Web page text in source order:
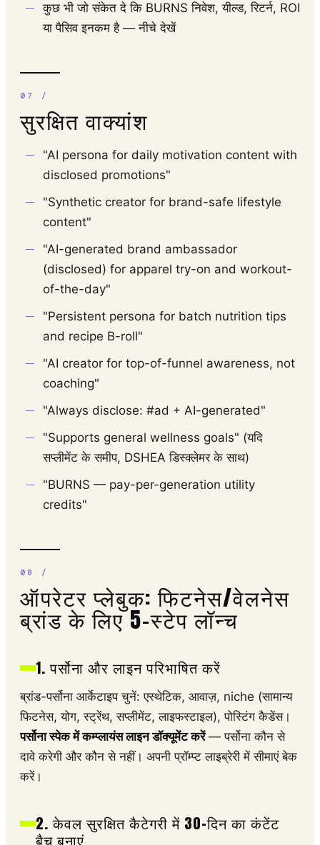
कुछ भी जो संकेत दे कि BURNS निवेश, यील्ड, रिटर्न, ROI
या पैसिव इनकम है — नीचे देखें
सुरक्षित वाक्यांश
"AI persona for daily motivation content with
disclosed promotions"
"Synthetic creator for brand-safe lifestyle
content"
"AI-generated brand ambassador
(disclosed) for apparel try-on and workout-
of-the-day"
"Persistent persona for batch nutrition tips
and recipe B-roll"
"AI creator for top-of-funnel awareness, not
coaching"
"Always disclose: #ad + AI-generated"
"Supports general wellness goals" (यदि
सप्लीमेंट के समीप, DSHEA डिस्क्लेमर के साथ)
"BURNS — pay-per-generation utility
credits"
ऑपरेटर प्लेबुक: फिटनेस/वेलनेस
ब्रांड के लिए 5-स्टेप लॉन्च
1. पर्सोना और लाइन परिभाषित करें
ब्रांड-पर्सोना आर्केटाइप चुनें: एस्थेटिक, आवाज़, niche (सामान्य
फिटनेस, योग, स्ट्रेंथ, सप्लीमेंट, लाइफस्टाइल), पोस्टिंग कैडेंस।
पर्सोना स्पेक में कम्प्लायंस लाइन डॉक्यूमेंट करें— पर्सोना कौन से
दावे करेगी और कौन से नहीं। अपनी प्रॉम्प्ट लाइब्रेरी में सीमाएं बेक
करें।
2. केवल सुरक्षित कैटेगरी में 30-दिन का कंटेंट
बैच बनाएं